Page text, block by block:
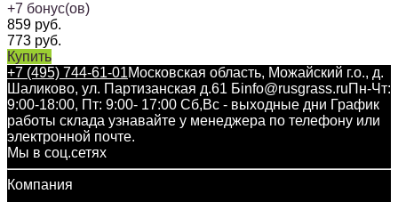
+7 бонус(ов)
859 руб.
773 руб.
Купить
+7 (495) 744-61-01Московская область, Можайский г.о., д.
Шаликово, ул. Партизанская д.61 Бinfo@rusgrass.ruПн-Чт:
9:00-18:00, Пт: 9:00- 17:00 Сб,Вс - выходные дни График
работы склада узнавайте у менеджера по телефону или
электронной почте.
Мы в соц.сетях
Компания